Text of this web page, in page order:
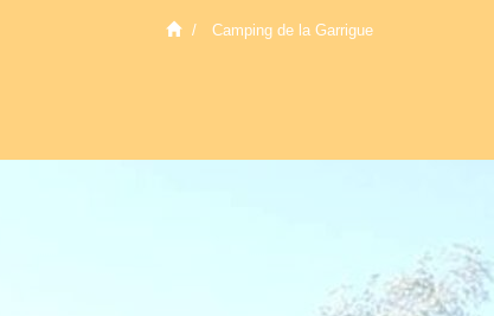
Camping de la Garrigue